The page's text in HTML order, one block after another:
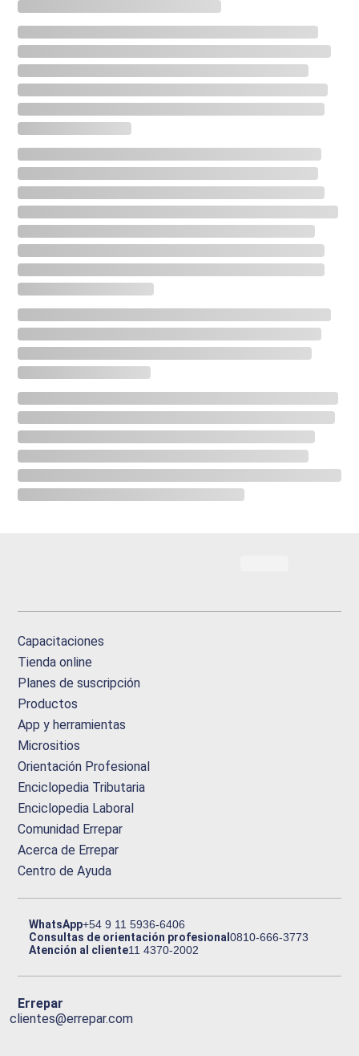
Capacitaciones
Tienda online
Planes de suscripción
Productos
App y herramientas
Micrositios
Orientación Profesional
Enciclopedia Tributaria
Enciclopedia Laboral
Comunidad Errepar
Acerca de Errepar
Centro de Ayuda
WhatsApp+54 9 11 5936-6406
Consultas de orientación profesional0810-666-3773
Atención al cliente11 4370-2002
Errepar
clientes@errepar.com